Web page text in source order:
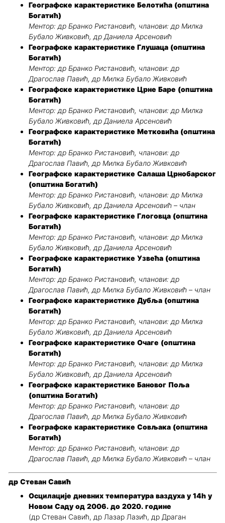
Географске карактеристике Белотића (општина
Богатић)
Ментор: др Бранко Ристановић, чланови: др Милка
Бубало Живковић, др Даниела Арсеновић
Географске карактеристике Глушаца (општина
Богатић)
Ментор: др Бранко Ристановић, чланови: др
Драгослав Павић, др Милка Бубало Живковић
Географске карактеристике Црне Баре (општина
Богатић)
Ментор: др Бранко Ристановић, чланови: др Милка
Бубало Живковић, др Даниела Арсеновић
Географске карактеристике Метковића (општина
Богатић)
Ментор: др Бранко Ристановић, чланови: др
Драгослав Павић, др Милка Бубало Живковић
Географске карактеристике Салаша Црнобарског
(општина Богатић)
Ментор: др Бранко Ристановић, чланови: др Милка
Бубало Живковић, др Даниела Арсеновић – члан
Географске карактеристике Глоговца (општина
Богатић)
Ментор: др Бранко Ристановић, чланови: др Милка
Бубало Живковић, др Даниела Арсеновић
Географске карактеристике Узвећа (општина
Богатић)
Ментор: др Бранко Ристановић, чланови: др
Драгослав Павић, др Милка Бубало Живковић – члан
Географске карактеристике Дубља (општина
Богатић)
Ментор: др Бранко Ристановић, чланови: др Милка
Бубало Живковић, др Даниела Арсеновић
Географске карактеристике Очаге (општина
Богатић)
Ментор: др Бранко Ристановић, чланови: др Милка
Бубало Живковић, др Даниела Арсеновић
Географске карактеристике Бановог Поља
(општина Богатић)
Ментор: др Бранко Ристановић, чланови: др
Драгослав Павић, др Милка Бубало Живковић
Географске карактеристике Совљака (општина
Богатић)
Ментор: др Бранко Ристановић, чланови: др
Драгослав Павић, др Милка Бубало Живковић – члан
др Стеван Савић
Осцилације дневних температура ваздуха у 14h у
Новом Саду од 2006. до 2020. године
(др Стеван Савић, др Лазар Лазић, др Драган